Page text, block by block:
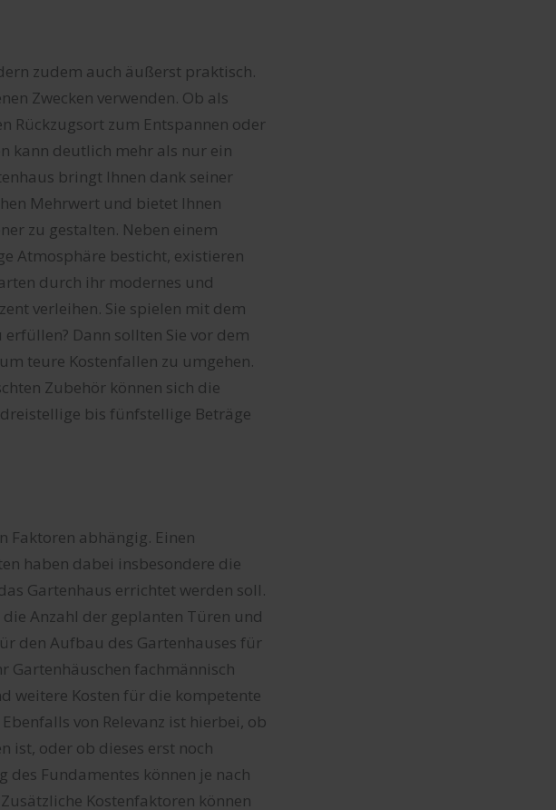
zudem auch äußerst praktisch.
Zwecken verwenden. Ob als
Rückzugsort zum Entspannen oder
kann deutlich mehr als nur ein
bringt Ihnen dank seiner
Mehrwert und bietet Ihnen
zu gestalten. Neben einem
Atmosphäre besticht, existieren
durch ihr modernes und
verleihen. Sie spielen mit dem
Dann sollten Sie vor dem
teure Kostenfallen zu umgehen.
Zubehör können sich die
bis fünfstellige Beträge
Faktoren abhängig. Einen
haben dabei insbesondere die
Gartenhaus errichtet werden soll.
die Anzahl der geplanten Türen und
den Aufbau des Gartenhauses für
Gartenhäuschen fachmännisch
weitere Kosten für die kompetente
von Relevanz ist hierbei, ob
ist, oder ob dieses erst noch
Fundamentes können je nach
Kostenfaktoren können